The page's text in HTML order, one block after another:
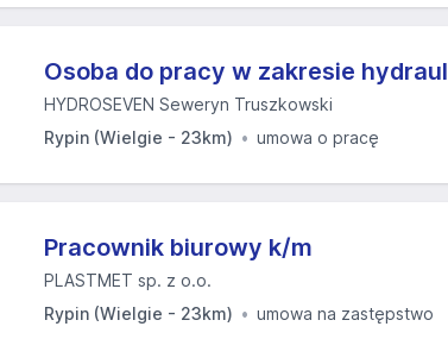
Osoba do pracy w zakresie
HYDROSEVEN Seweryn Truszkowski
Rypin (Wielgie - 23km)
umowa o pracę
Pracownik biurowy k/m
PLASTMET sp. z o.o.
Rypin (Wielgie - 23km)
umowa na zastępstwo